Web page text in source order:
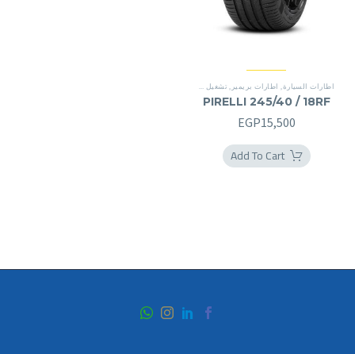
اطارات السيارة اطارات بريمير تشغيل شقة
PIRELLI 245/40 / 18RF
EGP15,500
Add To Cart